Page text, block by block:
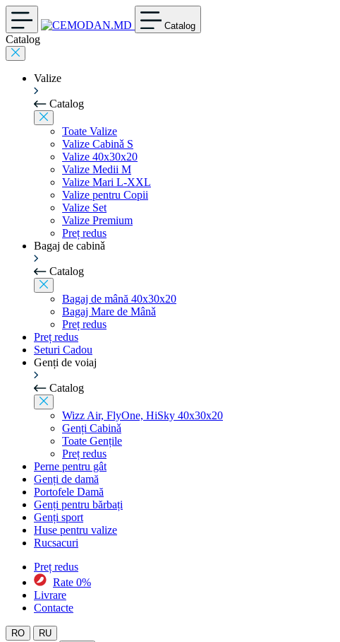
Catalog
Catalog
Valize
Catalog
Toate Valize
Valize Cabinǎ S
Valize 40x30x20
Valize Medii M
Valize Mari L-XXL
Valize pentru Copii
Valize Set
Valize Premium
Preț redus
Bagaj de cabinǎ
Catalog
Bagaj de mână 40x30x20
Bagaj Mare de Mânǎ
Preț redus
Preț redus
Seturi Cadou
Genți de voiaj
Catalog
Wizz Air, FlyOne, HiSky 40x30x20
Genți Cabinǎ
Toate Gențile
Preț redus
Perne pentru gât
Genți de damă
Portofele Damă
Genți pentru bărbați
Genți sport
Huse pentru valize
Rucsacuri
Preț redus
Rate 0%
Livrare
Contacte
RO RU